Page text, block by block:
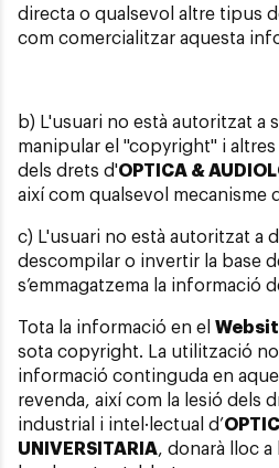
directa o qualsevol altre tipus
com comercialitzar aquesta
b) L'usuari no està autoritzat a
manipular el "copyright" i
dels drets d'OPTICA &
així com qualsevol mecanisme
c) L'usuari no està autoritzat a
descompilar o invertir la base
s’emmagatzema la informació
Tota la informació en el
sota copyright. La utilització
informació continguda en
revenda, així com la lesió dels
industrial i intel·lectual d’
UNIVERSITARIA, donarà lloc